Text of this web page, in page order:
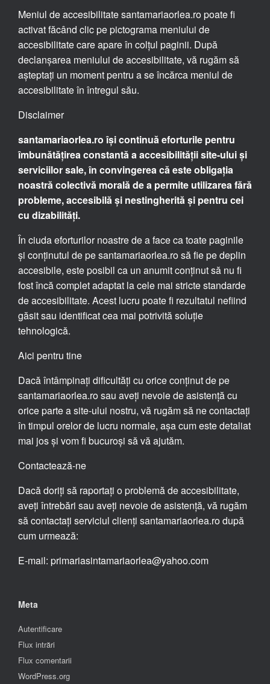
Meniul de accesibilitate santamariaorlea.ro poate fi
activat făcând clic pe pictograma meniului de
accesibilitate care apare în colțul paginii. După
declanșarea meniului de accesibilitate, vă rugăm să
așteptați un moment pentru a se încărca meniul de
accesibilitate în întregul său.
Disclaimer
santamariaorlea.ro își continuă eforturile pentru
îmbunătățirea constantă a accesibilității site-ului și
serviciilor sale, în convingerea că este obligația
noastră colectivă morală de a permite utilizarea fără
probleme, accesibilă și nestingherită și pentru cei
cu dizabilități.
În ciuda eforturilor noastre de a face ca toate paginile
și conținutul de pe santamariaorlea.ro să fie pe deplin
accesibile, este posibil ca un anumit conținut să nu fi
fost încă complet adaptat la cele mai stricte standarde
de accesibilitate. Acest lucru poate fi rezultatul nefiind
găsit sau identificat cea mai potrivită soluție
tehnologică.
Aici pentru tine
Dacă întâmpinați dificultăți cu orice conținut de pe
santamariaorlea.ro sau aveți nevoie de asistență cu
orice parte a site-ului nostru, vă rugăm să ne contactați
în timpul orelor de lucru normale, așa cum este detaliat
mai jos și vom fi bucuroși să vă ajutăm.
Contactează-ne
Dacă doriți să raportați o problemă de accesibilitate,
aveți întrebări sau aveți nevoie de asistență, vă rugăm
să contactați serviciul clienți santamariaorlea.ro după
cum urmează:
E-mail: primariasintamariaorlea@yahoo.com
Meta
Autentificare
Flux intrări
Flux comentarii
WordPress.org